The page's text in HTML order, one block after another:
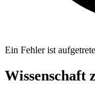
Ein Fehler ist
Wissenschaft